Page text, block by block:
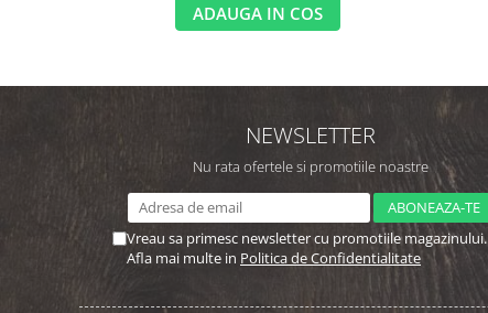
ADAUGA IN COS
NEWSLETTER
Nu rata ofertele si promotiile noastre
Vreau sa primesc newsletter cu promotiile magazinului.
Afla mai multe in Politica de Confidentialitate